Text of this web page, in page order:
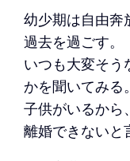
幼少期は自由奔
過去を過ごす。
いつも大変そう
かを聞いてみる。
子供がいるから
離婚できないと